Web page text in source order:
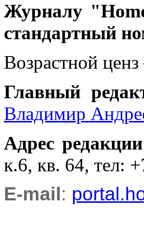
Журналу
стандартный
Возрастной ценз
Главный
Владимир
Адрес редакции
к.6, кв. 64, тел:
E-mail: